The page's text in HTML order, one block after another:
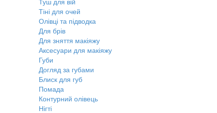
Туш для вій
Тіні для очей
Олівці та підводка
Для брів
Для зняття макіяжу
Аксесуари для макіяжу
Губи
Догляд за губами
Блиск для губ
Помада
Контурний олівець
Нігті